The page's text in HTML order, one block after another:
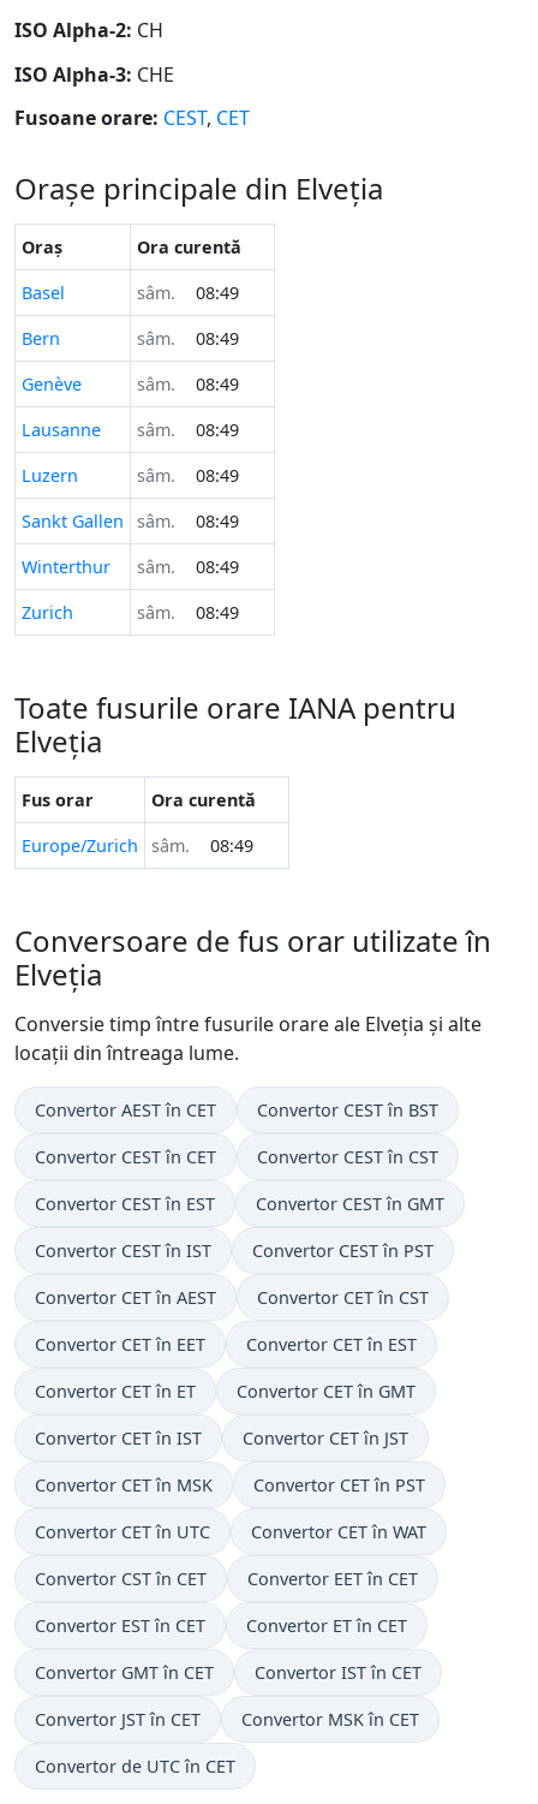
ISO Alpha-2: CH
ISO Alpha-3: CHE
Fusoane orare: CEST, CET
Orașe principale din Elveția
Oraș
Ora curentă
Basel
sâm.
08:49
Bern
sâm.
08:49
Genève
sâm.
08:49
Lausanne
sâm.
08:49
Luzern
sâm.
08:49
Sankt Gallen
sâm.
08:49
Winterthur
sâm.
08:49
Zurich
sâm. 08:49
Toate fusurile orare IANA pentru
Elveția
Fus orar
Ora curentă
Europe/Zurich
sâm. 08:49
Conversoare de fus orar utilizate în
Elveția
Conversie timp între fusurile orare ale Elveția și alte
locații din întreaga lume.
Convertor AEST în CET Convertor CEST în BST
Convertor CEST în CET Convertor CEST în CST
Convertor CEST în EST Convertor CEST în GMT
Convertor CEST în IST Convertor CEST în PST
Convertor CET în AEST Convertor CET în CST
Convertor CET în EET Convertor CET în EST
Convertor CET în ET Convertor CET în GMT
Convertor CET în IST Convertor CET în JST
Convertor CET în MSK Convertor CET în PST
Convertor CET în UTC Convertor CET în WAT
Convertor CST în CET Convertor EET în CET
Convertor EST în CET Convertor ET în CET
Convertor GMT în CET Convertor IST în CET
Convertor JST în CET Convertor MSK în CET
Convertor de UTC în CET